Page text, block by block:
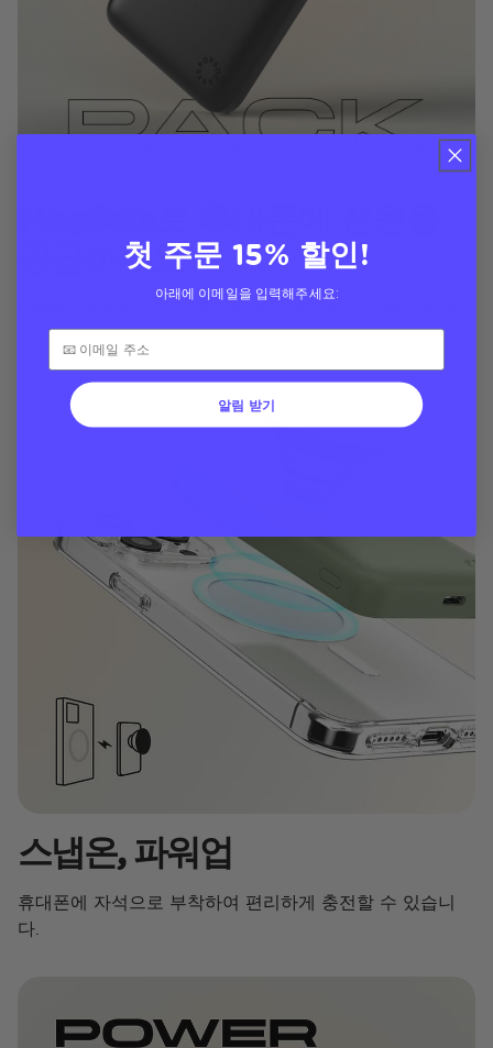
공급하세요
스냅온, 파워업
휴대폰에 자석으로 부착하여 편리하게 충전할 수 있습니
다.
첫 주문 15% 할인!
아래에 이메일을 입력해주세요:
알림 받기